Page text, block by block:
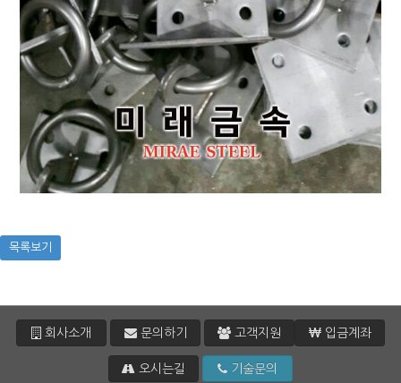
목록보기
회사소개 문의하기 고객지원 입금계좌
오시는길 기술문의